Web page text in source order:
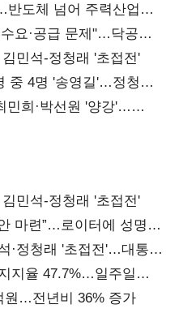
도체 넘어 주력산업
요·공급 문제"…닥공
민석-정청래 '초접전'
중 4명 '송영길'…정청래
민희·박선원 '양강'…
민석-정청래 '초접전'
마련”…로이터에 성명
·정청래 '초접전'…대통령
지율 47.7%…일주일
원…전년비 36% 증가